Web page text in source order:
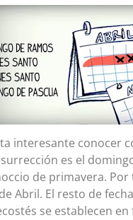
interesante conocer
es el
de primavera.
Abril. El resto de
se establecen